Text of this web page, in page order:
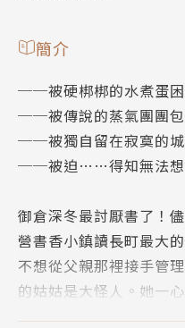
簡介
──被硬梆梆的水煮蛋困
──被傳說的蒸氣團團包
──被獨自留在寂寞的城
──被迫……得知無法
御倉深冬最討厭書了！
營書香小鎮讀長町最大
不想從父親那裡接手管
的姑姑是大怪人。她一